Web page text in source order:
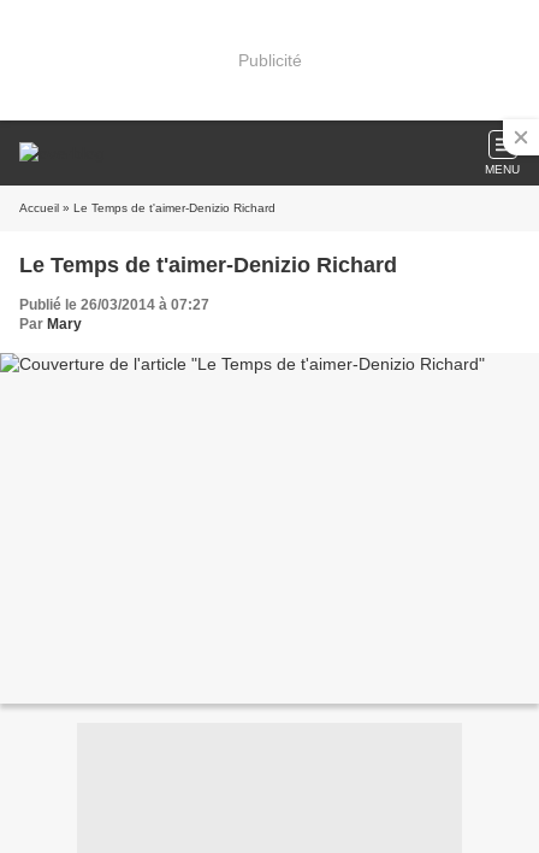
Publicité
MENU
Accueil » Le Temps de t'aimer-Denizio Richard
Le Temps de t'aimer-Denizio Richard
Publié le 26/03/2014 à 07:27
Par Mary